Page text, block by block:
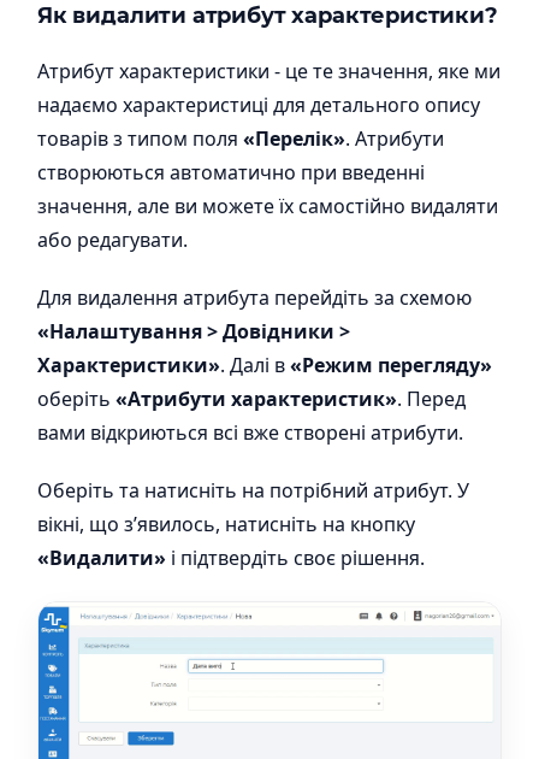
Як видалити атрибут характеристики?
Атрибут характеристики - це те значення, яке ми
надаємо характеристиці для детального опису
товарів з типом поля «Перелік». Атрибути
створюються автоматично при введенні
значення, але ви можете їх самостійно видаляти
або редагувати.
Для видалення атрибута перейдіть за схемою
«Налаштування > Довідники >
Характеристики». Далі в«Режим перегляду»
оберіть «Атрибути характеристик». Перед
вами відкриються всі вже створені атрибути.
Оберіть та натисніть на потрібний атрибут. У
вікні, що з’явилось, натисніть на кнопку
«Видалити» і підтвердіть своє рішення.